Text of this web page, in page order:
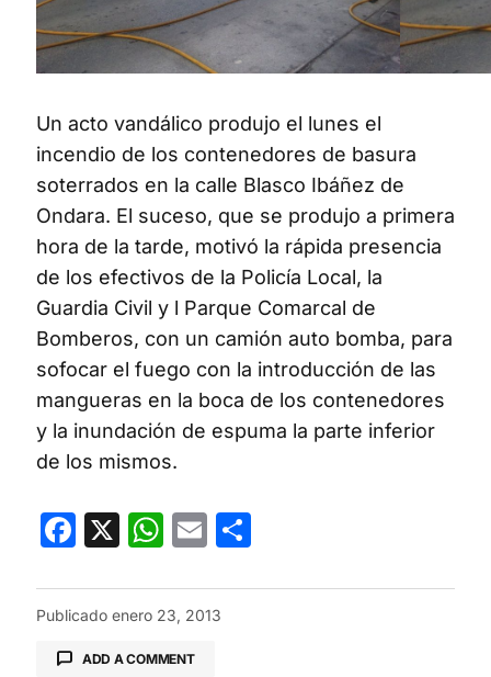
Un acto vandálico produjo el lunes el
incendio de los contenedores de basura
soterrados en la calle Blasco Ibáñez de
Ondara. El suceso, que se produjo a primera
hora de la tarde, motivó la rápida presencia
de los efectivos de la Policía Local, la
Guardia Civil y l Parque Comarcal de
Bomberos, con un camión auto bomba, para
sofocar el fuego con la introducción de las
mangueras en la boca de los contenedores
y la inundación de espuma la parte inferior
de los mismos.
Facebook
X WhatsApp
Email
Publicado enero 23, 2013
ADD A COMMENT